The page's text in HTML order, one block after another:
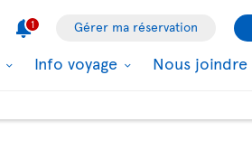
1 Gérer ma réservation
Info voyage Nous joindre